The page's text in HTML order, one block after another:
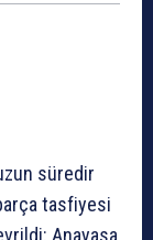
süredir
tasfiyesi
Anayasa